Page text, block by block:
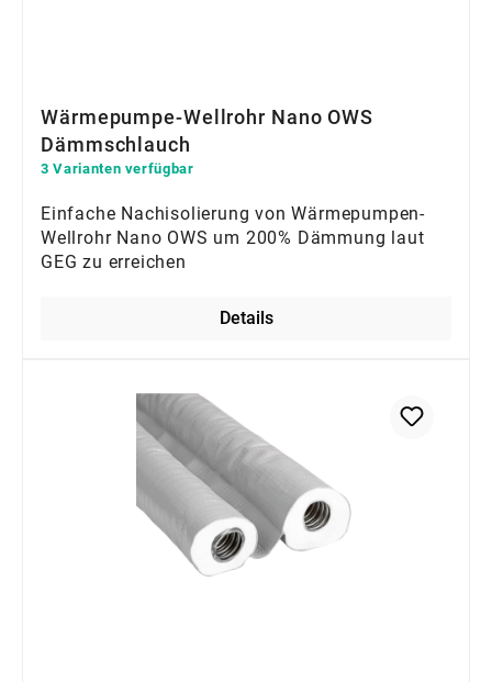
Wärmepumpe-Wellrohr Nano OWS
Dämmschlauch
3 Varianten verfügbar
Einfache Nachisolierung von Wärmepumpen-
Wellrohr Nano OWS um 200% Dämmung laut
GEG zu erreichen
Details